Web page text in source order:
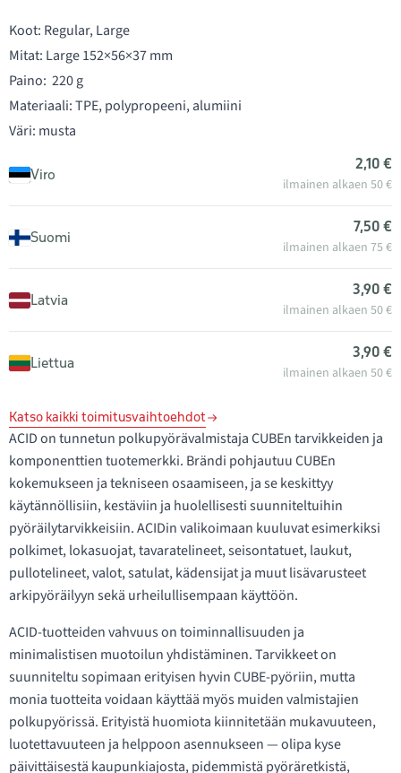
Koot: Regular, Large
Mitat: Large 152×56×37 mm
Paino: 220 g
Materiaali: TPE, polypropeeni, alumiini
Väri: musta
Viro
2,10 €
ilmainen alkaen 50 €
Suomi
7,50 €
ilmainen alkaen 75 €
Latvia
3,90 €
ilmainen alkaen 50 €
Liettua
3,90 €
ilmainen alkaen 50 €
Katso kaikki toimitusvaihtoehdot
ACID on tunnetun polkupyörävalmistaja CUBEn tarvikkeiden ja
komponenttien tuotemerkki. Brändi pohjautuu CUBEn
kokemukseen ja tekniseen osaamiseen, ja se keskittyy
käytännöllisiin, kestäviin ja huolellisesti suunniteltuihin
pyöräilytarvikkeisiin. ACIDin valikoimaan kuuluvat esimerkiksi
polkimet, lokasuojat, tavaratelineet, seisontatuet, laukut,
pullotelineet, valot, satulat, kädensijat ja muut lisävarusteet
arkipyöräilyyn sekä urheilullisempaan käyttöön.
ACID-tuotteiden vahvuus on toiminnallisuuden ja
minimalistisen muotoilun yhdistäminen. Tarvikkeet on
suunniteltu sopimaan erityisen hyvin CUBE-pyöriin, mutta
monia tuotteita voidaan käyttää myös muiden valmistajien
polkupyörissä. Erityistä huomiota kiinnitetään mukavuuteen,
luotettavuuteen ja helppoon asennukseen — olipa kyse
päivittäisestä kaupunkiajosta, pidemmistä pyöräretkistä,